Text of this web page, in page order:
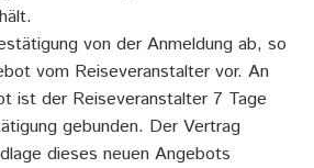
von der Anmeldung ab, so
vom Reiseveranstalter vor. An
ist der Reiseveranstalter 7 Tage
gebunden. Der Vertrag
dieses neuen Angebots